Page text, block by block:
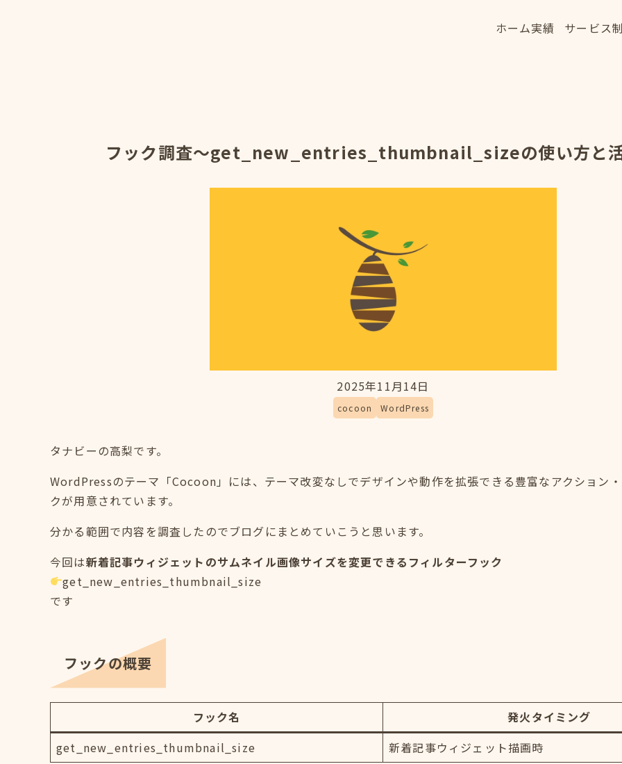
ホーム実績
サービス
フック調査～get_new_entries_thumbnail_sizeの使い方と
2025年11月14日
cocoon WordPress
タナビーの高梨です。
WordPressのテーマ「Cocoon」には、テーマ改変なしでデザインや動作を拡張できる豊富なアクション
クが用意されています。
分かる範囲で内容を調査したのでブログにまとめていこうと思います。
今回は新着記事ウィジェットのサムネイル画像サイズを変更できるフィルターフック
get_new_entries_thumbnail_size
です
フックの概要
フック名
発火タイミング
get_new_entries_thumbnail_size
新着記事ウィジェット描画時